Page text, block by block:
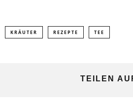
KRÄUTER REZEPTE TEE
TEILEN